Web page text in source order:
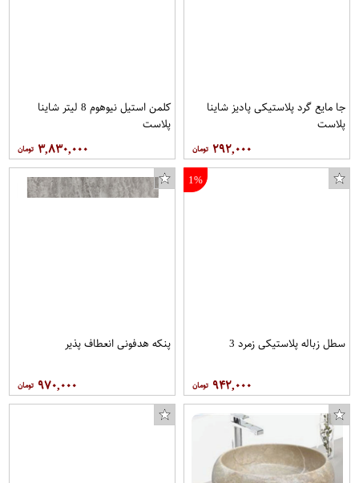
جا مایع گرد پلاستیکی پادیز شاینا
پلاست
۲۹۲,۰۰۰
کلمن استیل نیوهوم 8 لیتر شاینا
پلاست
۳,۸۳۰,۰۰۰
1%
سطل زباله پلاستیکی زمرد 3
۹۴۲,۰۰۰
پنکه هدفونی انعطاف پذیر
۹۷۰,۰۰۰